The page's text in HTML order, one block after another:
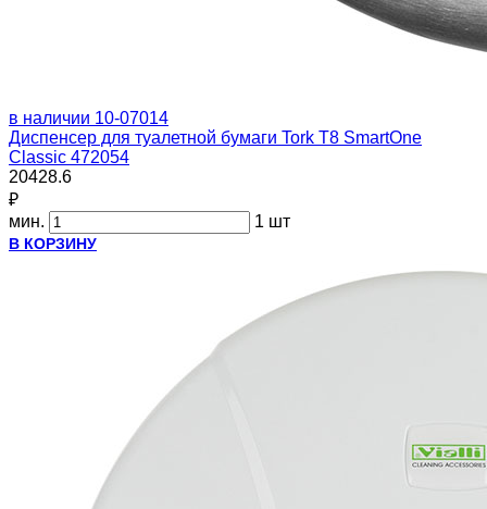
в наличии 10-07014
Диспенсер для туалетной бумаги Tork T8 SmartOne
Classic 472054
20428.6
₽
мин.
1 шт
В КОРЗИНУ